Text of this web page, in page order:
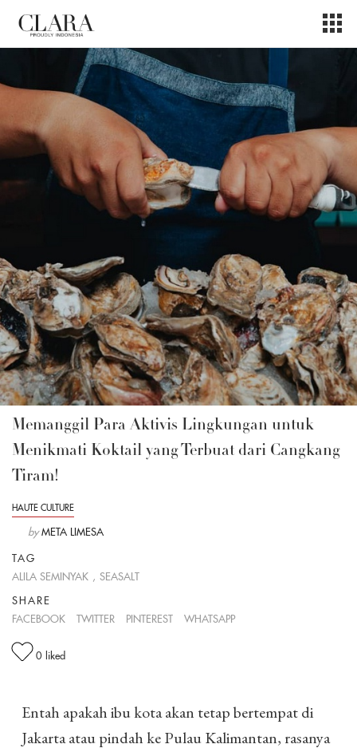
Memanggil Para Aktivis Lingkungan untuk
Menikmati Koktail yang Terbuat dari Cangkang
Tiram!
HAUTE CULTURE
by META LIMESA
TAG
ALILA SEMINYAK , SEASALT
SHARE
FACEBOOK
TWITTER PINTEREST WHATSAPP
0 liked
Entah apakah ibu kota akan tetap bertempat di
Jakarta atau pindah ke Pulau Kalimantan, rasanya